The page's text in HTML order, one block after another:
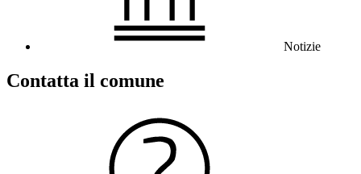
Notizie
Contatta il comune